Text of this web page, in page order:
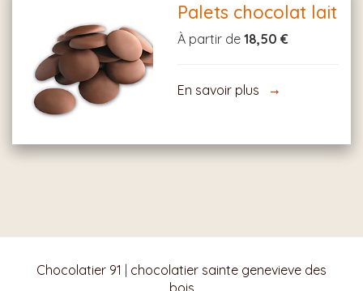
Palets chocolat lait
À partir de18,50 €
En savoir plus
Chocolatier 91
chocolatier sainte genevieve des
bois